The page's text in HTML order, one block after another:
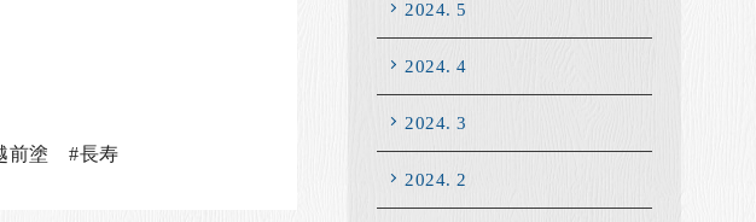
前塗 #長寿
2024. 5
2024. 4
2024. 3
2024. 2